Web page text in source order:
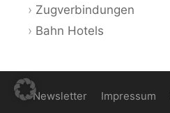
Zugverbindungen
Bahn Hotels
Newsletter Impressum